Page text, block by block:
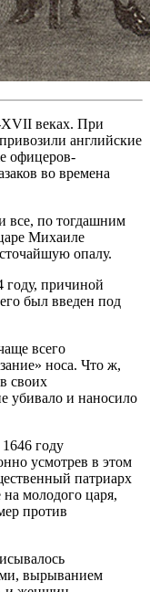
XVII веках. При
английские
офицеров-
во времена
все, по тогдашним
Михаиле
опалу.
году, причиной
был введен под
всего
носа. Что ж,
своих
убивало и наносило
году
усмотрев в этом
патриарх
молодого царя,
против
вырыванием